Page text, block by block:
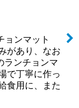
ョンマット
があり、なお
ランチョンマ
で丁寧に作っ
食用に、また